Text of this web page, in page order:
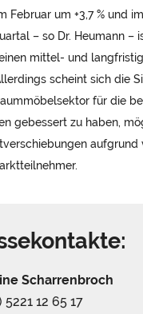
Februar um +3,7 % und
– so Dr. Heumann –
mittel- und
scheint sich die
für die
gebessert zu haben,
aufgrund
Scharrenbroch
5221 12 65 17